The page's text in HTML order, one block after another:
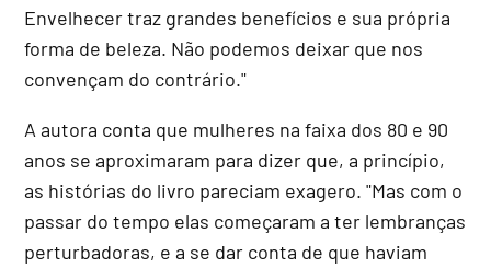
Envelhecer traz grandes benefícios e sua própria
forma de beleza. Não podemos deixar que nos
convençam do contrário."
A autora conta que mulheres na faixa dos 80 e 90
anos se aproximaram para dizer que, a princípio,
as histórias do livro pareciam exagero. "Mas com o
passar do tempo elas começaram a ter lembranças
perturbadoras, e a se dar conta de que haviam